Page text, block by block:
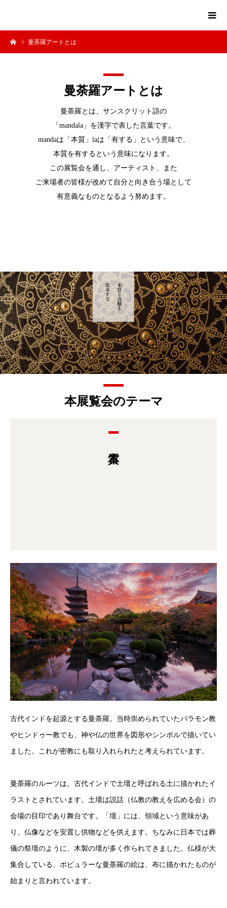
曼荼羅アートとは
曼荼羅アートとは
曼荼羅とは、サンスクリット語の
「mandala」を漢字で表した言葉です。
mandaは「本質」laは「有する」という意味で、
本質を有するという意味になります。
この展覧会を通し、アーティスト、また
ご来場者の皆様が改めて自分と向き合う場として
有意義なものとなるよう努めます。
本展覧会のテーマ
古代インドを起源とする曼荼羅。当時崇められていたバラモン教
やヒンドゥー教でも、神や仏の世界を図形やシンボルで描いてい
ました。これが密教にも取り入れられたと考えられています。
曼荼羅のルーツは、古代インドで土壇と呼ばれる土に描かれたイ
ラストとされています。土壇は説話（仏教の教えを広める会）の
会場の目印であり舞台です。「壇」には、領域という意味があ
り、仏像などを安置し供物などを供えます。ちなみに日本では葬
儀の祭壇のように、木製の壇が多く作られてきました。仏様が大
集合している、ポピュラーな曼荼羅の絵は、布に描かれたものが
始まりと言われています。